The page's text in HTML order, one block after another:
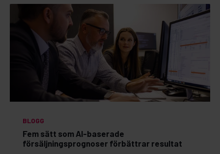
BLOGG
Fem sätt som AI-baserade
försäljningsprognoser förbättrar resultat